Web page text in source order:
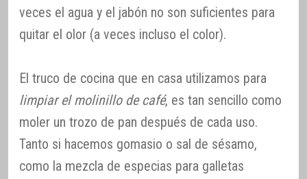
veces el agua y el jabón no son suficientes para
quitar el olor (a veces incluso el color).
El truco de cocina que en casa utilizamos para
limpiar el molinillo de café, es tan sencillo como
moler un trozo de pan después de cada uso.
Tanto si hacemos gomasio o sal de sésamo,
como la mezcla de especias para galletas